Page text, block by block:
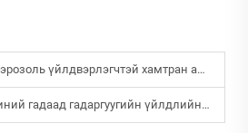
хамтран ажиллах ямар давуу талтай вэ?
үйлдлийн хугацааг уртасгахад автомашиний хүртээмүүр бүтээдүүд яаж туслах вэ?